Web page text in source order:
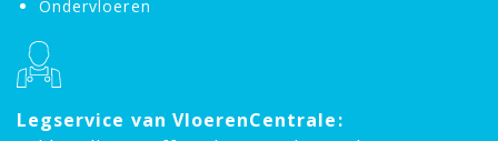
Ondervloeren
Legservice van VloerenCentrale: